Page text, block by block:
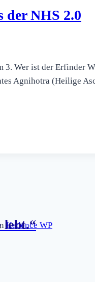
lebt.“
der NHS 2.0
Wer ist der Erfinder
Agnihotra (Heilige
Kadence WP